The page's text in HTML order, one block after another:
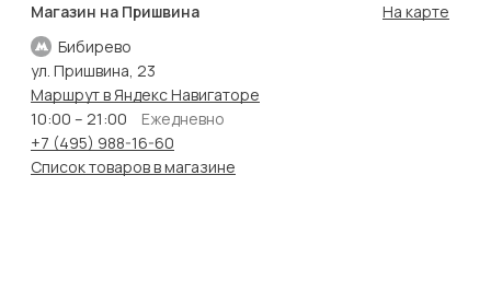
Магазин на Пришвина
Бибирево
На карте
ул. Пришвина, 23
Маршрут в Яндекс Навигаторе
10:00 – 21:00
Ежедневно
+7 (495) 988-16-60
Список товаров в магазине